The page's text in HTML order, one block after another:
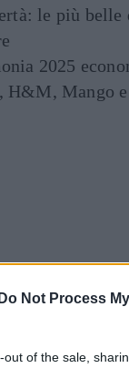
Do Not Process
out of the sale,
le più belle
2025
H&M, Mango
DI CASA